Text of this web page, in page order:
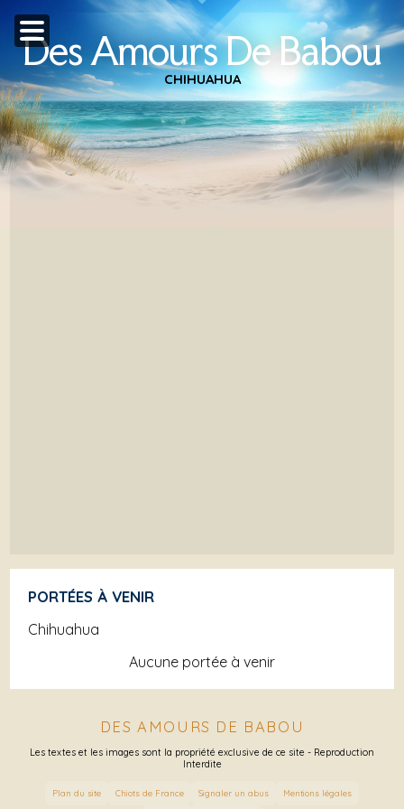
Des Amours De Babou
CHIHUAHUA
PORTÉES À VENIR
Chihuahua
Aucune portée à venir
DES AMOURS DE BABOU
Les textes et les images sont la propriété exclusive de ce site - Reproduction
Interdite
Plan du site Chiots de France Signaler un abus Mentions légales